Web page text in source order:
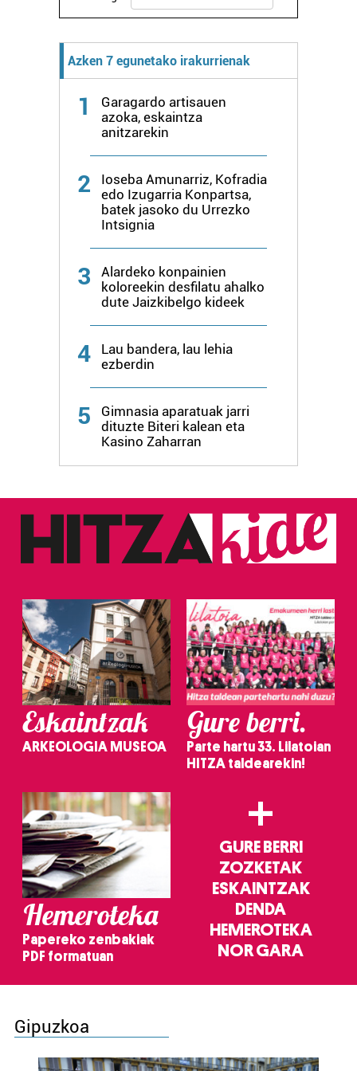
Azken 7 egunetako irakurrienak
1
Garagardo artisauen
azoka, eskaintza
anitzarekin
2
Ioseba Amunarriz, Kofradia
edo Izugarria Konpartsa,
batek jasoko du Urrezko
Intsignia
3
Alardeko konpainien
koloreekin desfilatu ahalko
dute Jaizkibelgo kideek
4
Lau bandera, lau lehia
ezberdin
5
Gimnasia aparatuak jarri
dituzte Biteri kalean eta
Kasino Zaharran
Eskaintzak
ARKEOLOGIA MUSEOA
Gure berri.
Parte hartu 33. Lilatoian
HITZA taldearekin!
Hemeroteka
Papereko zenbakiak
PDF formatuan
+
GURE BERRI
ZOZKETAK
ESKAINTZAK
DENDA
HEMEROTEKA
NOR GARA
Gipuzkoa